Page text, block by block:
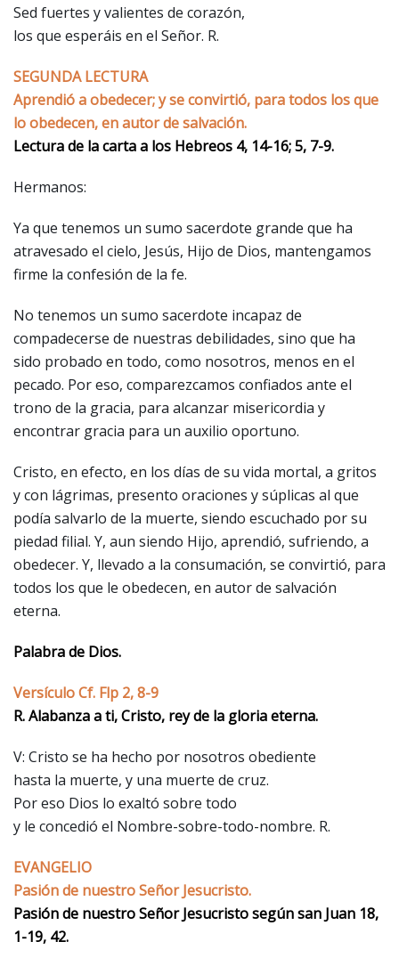
Sed fuertes y valientes de corazón,
los que esperáis en el Señor. R.
SEGUNDA LECTURA
Aprendió a obedecer; y se convirtió, para todos los que
lo obedecen, en autor de salvación.
Lectura de la carta a los Hebreos 4, 14-16; 5, 7-9.
Hermanos:
Ya que tenemos un sumo sacerdote grande que ha
atravesado el cielo, Jesús, Hijo de Dios, mantengamos
firme la confesión de la fe.
No tenemos un sumo sacerdote incapaz de
compadecerse de nuestras debilidades, sino que ha
sido probado en todo, como nosotros, menos en el
pecado. Por eso, comparezcamos confiados ante el
trono de la gracia, para alcanzar misericordia y
encontrar gracia para un auxilio oportuno.
Cristo, en efecto, en los días de su vida mortal, a gritos
y con lágrimas, presento oraciones y súplicas al que
podía salvarlo de la muerte, siendo escuchado por su
piedad filial. Y, aun siendo Hijo, aprendió, sufriendo, a
obedecer. Y, llevado a la consumación, se convirtió, para
todos los que le obedecen, en autor de salvación
eterna.
Palabra de Dios.
Versículo Cf. Flp 2, 8-9
R. Alabanza a ti, Cristo, rey de la gloria eterna.
V: Cristo se ha hecho por nosotros obediente
hasta la muerte, y una muerte de cruz.
Por eso Dios lo exaltó sobre todo
y le concedió el Nombre-sobre-todo-nombre. R.
EVANGELIO
Pasión de nuestro Señor Jesucristo.
Pasión de nuestro Señor Jesucristo según san Juan 18,
1-19, 42.